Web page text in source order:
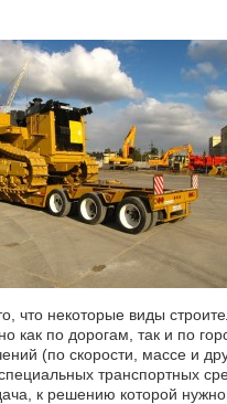
что некоторые виды
как по дорогам, так и по
(по скорости, массе и
транспортных
к решению которой